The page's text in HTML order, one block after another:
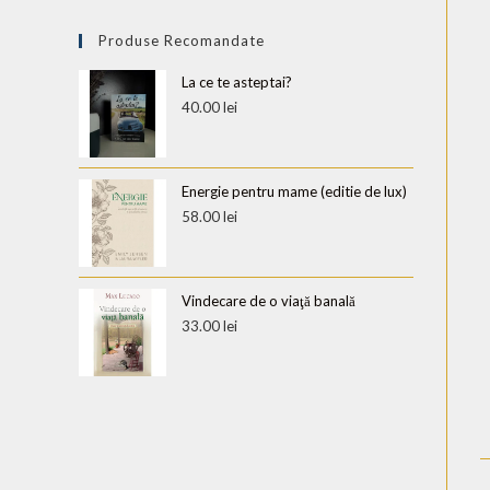
Produse Recomandate
La ce te asteptai?
40.00lei
Energie pentru mame (editie de lux)
58.00lei
Vindecare de o viaţă banală
33.00lei